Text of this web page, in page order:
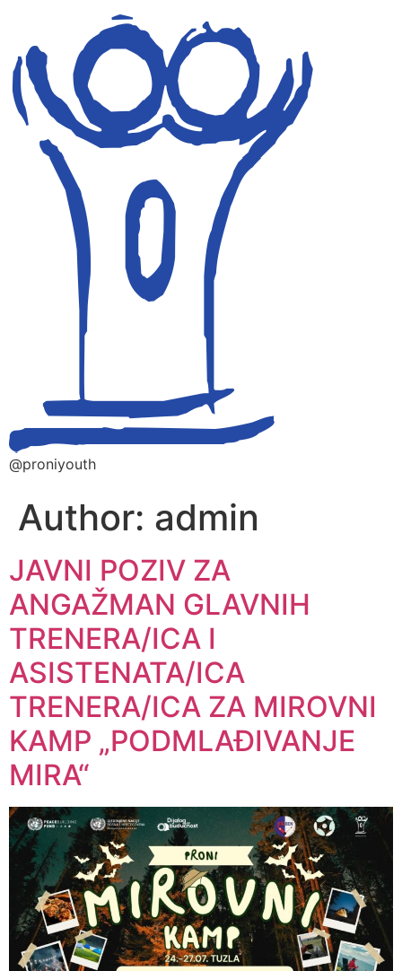
@proniyouth
Author: admin
JAVNI POZIV ZA
ANGAŽMAN GLAVNIH
TRENERA/ICA I
ASISTENATA/ICA
TRENERA/ICA ZA MIROVNI
KAMP „PODMLAĐIVANJE
MIRA“